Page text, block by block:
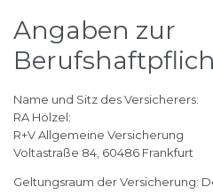
Angaben zur
Name und Sitz des Versicherers:
RA Hölzel:
R+V Allgemeine Versicherung
Voltastraße 84, 60486 Frankfurt
Geltungsraum der Versicherung: